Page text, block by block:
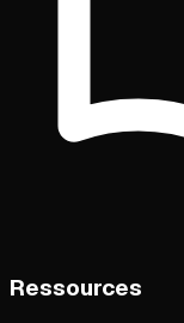
Ressources